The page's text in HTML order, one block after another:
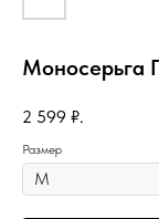
Моносерьга
2 599 ₽.
Размер